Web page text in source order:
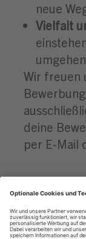
neue
Vielfalt
Wir freuen
deine
per E-Mail